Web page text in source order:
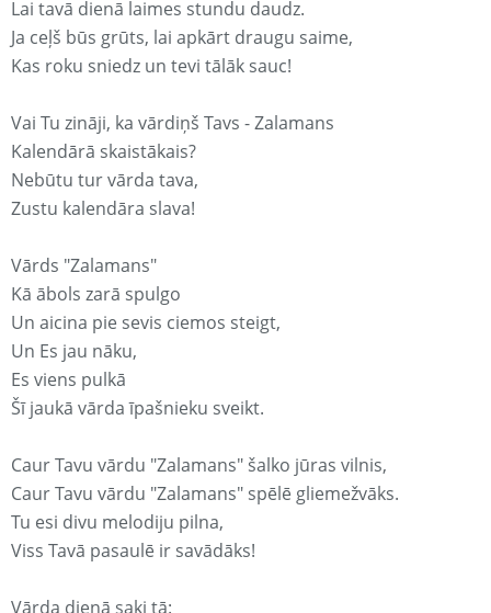
Lai tavā dienā laimes stundu daudz.
Ja ceļš būs grūts, lai apkārt draugu saime,
Kas roku sniedz un tevi tālāk sauc!
Vai Tu zināji, ka vārdiņš Tavs - Zalamans
Kalendārā skaistākais?
Nebūtu tur vārda tava,
Zustu kalendāra slava!
Vārds "Zalamans"
Kā ābols zarā spulgo
Un aicina pie sevis ciemos steigt,
Un Es jau nāku,
Es viens pulkā
Šī jaukā vārda īpašnieku sveikt.
Caur Tavu vārdu "Zalamans" šalko jūras vilnis,
Caur Tavu vārdu "Zalamans" spēlē gliemežvāks.
Tu esi divu melodiju pilna,
Viss Tavā pasaulē ir savādāks!
Vārda dienā saki tā: